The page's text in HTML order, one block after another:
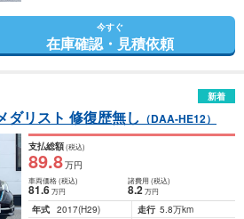
今すぐ
在庫確認・見積依頼
新着
ダリスト 修復歴無し （DAA-HE12）
支払総額(税込)
89.8万円
車両価格(税込)
81.6万円
諸費用 (税込)
8.2 万円
年式 2017(H29) 走行 5.8万km